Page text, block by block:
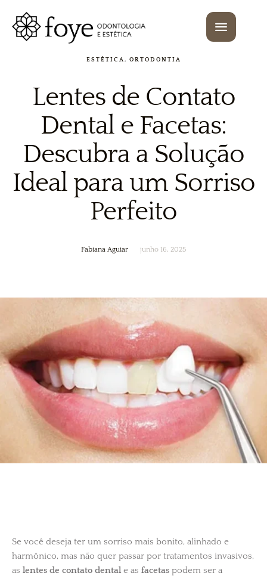
ESTÉTICA, ORTODONTIA
Lentes de Contato
Dental e Facetas:
Descubra a Solução
Ideal para um Sorriso
Perfeito
Fabiana Aguiar junho 16, 2025
Se você deseja ter um sorriso mais bonito, alinhado e
harmônico, mas não quer passar por tratamentos invasivos,
as lentes de contato dentale as facetas podem ser a